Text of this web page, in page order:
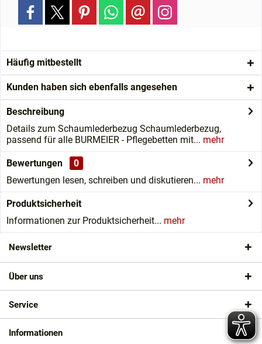
Häufig mitbestellt
Kunden haben sich ebenfalls angesehen
Beschreibung
Details zum Schaumlederbezug Schaumlederbezug,
passend für alle BURMEIER - Pflegebetten mit... mehr
Bewertungen
0
Bewertungen lesen, schreiben und diskutieren... mehr
Produktsicherheit
Informationen zur Produktsicherheit... mehr
Newsletter
Über uns
Service
Informationen